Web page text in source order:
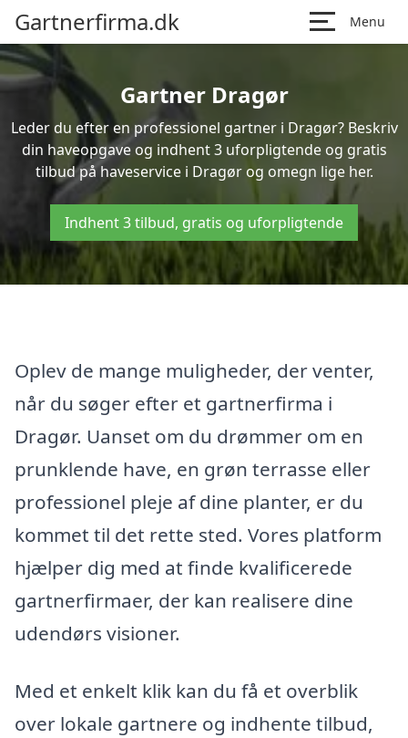
Gartnerfirma.dk Menu
Gartner Dragør
Leder du efter en professionel gartner i Dragør? Beskriv
din haveopgave og indhent 3 uforpligtende og gratis
tilbud på haveservice i Dragør og omegn lige her.
Indhent 3 tilbud, gratis og uforpligtende
Oplev de mange muligheder, der venter,
når du søger efter et gartnerfirma i
Dragør. Uanset om du drømmer om en
prunklende have, en grøn terrasse eller
professionel pleje af dine planter, er du
kommet til det rette sted. Vores platform
hjælper dig med at finde kvalificerede
gartnerfirmaer, der kan realisere dine
udendørs visioner.
Med et enkelt klik kan du få et overblik
over lokale gartnere og indhente tilbud,